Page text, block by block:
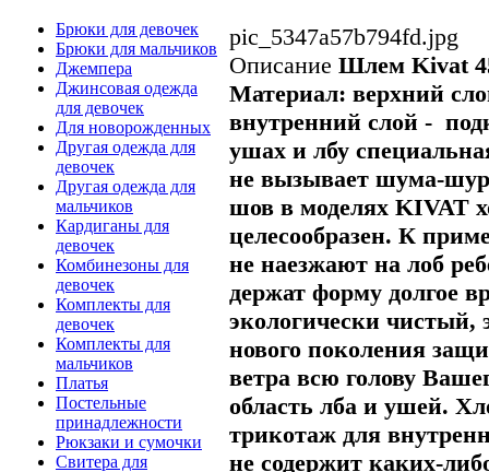
Брюки для девочек
Брюки для мальчиков
Джемпера
Джинсовая одежда
для девочек
Для новорожденных
Другая одежда для
девочек
Другая одежда для
мальчиков
Кардиганы для
девочек
Комбинезоны для
девочек
Комплекты для
девочек
Комплекты для
мальчиков
Платья
Постельные
принадлежности
Рюкзаки и сумочки
Свитера для
pic_5347a57b794fd.jpg
Описание Шлем Kivat
Материал: верхний
внутренний слой -
ушах и лбу
не вызывает шума-
шов в моделях KIVAT
целесообразен. К
не наезжают на лоб
держат форму долгое
экологически чистый,
нового поколения
ветра всю голову
область лба и ушей.
трикотаж для
не содержит каких-